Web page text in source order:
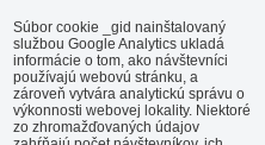
Súbor cookie _gid nainštalovaný
službou Google Analytics ukladá
informácie o tom, ako návštevníci
používajú webovú stránku, a
zároveň vytvára analytickú správu o
výkonnosti webovej lokality. Niektoré
zo zhromažďovaných údajov